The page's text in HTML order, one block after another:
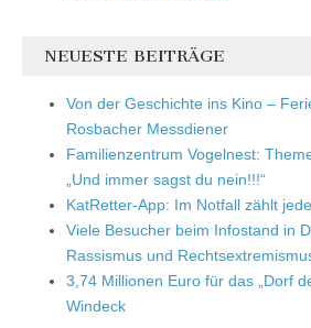
NEUESTE BEITRÄGE
Von der Geschichte ins Kino –
Rosbacher Messdiener
Familienzentrum Vogelnest:
„Und immer sagst du nein!!!“
KatRetter-App: Im Notfall zählt
Viele Besucher beim Infostand in
Rassismus und
3,74 Millionen Euro für das „Dorf
Windeck